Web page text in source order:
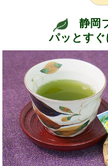
静岡
パッとすぐ